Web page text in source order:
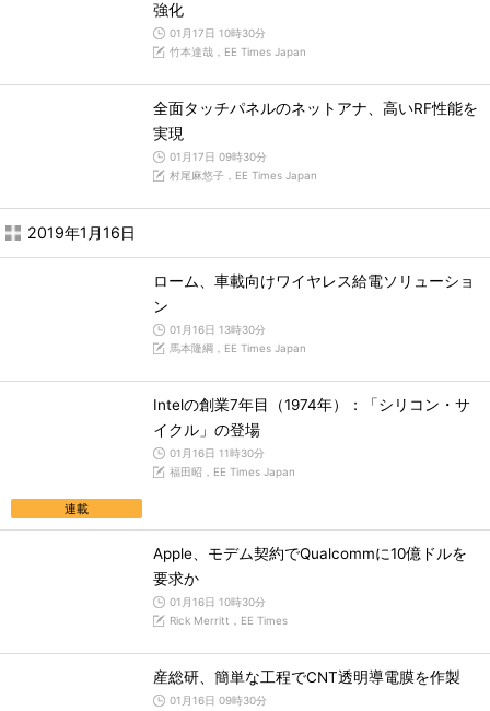
強化
01月17日 10時30分
竹本達哉，EE Times Japan
全面タッチパネルのネットアナ、高いRF性能を
実現
01月17日 09時30分
村尾麻悠子，EE Times Japan
2019年1月16日
ローム、車載向けワイヤレス給電ソリューショ
ン
01月16日 13時30分
馬本隆綱，EE Times Japan
連載
Intelの創業7年目（1974年）：「シリコン・サ
イクル」の登場
01月16日 11時30分
福田昭，EE Times Japan
Apple、モデム契約でQualcommに10億ドルを
要求か
01月16日 10時30分
Rick Merritt，EE Times
産総研、簡単な工程でCNT透明導電膜を作製
01月16日 09時30分